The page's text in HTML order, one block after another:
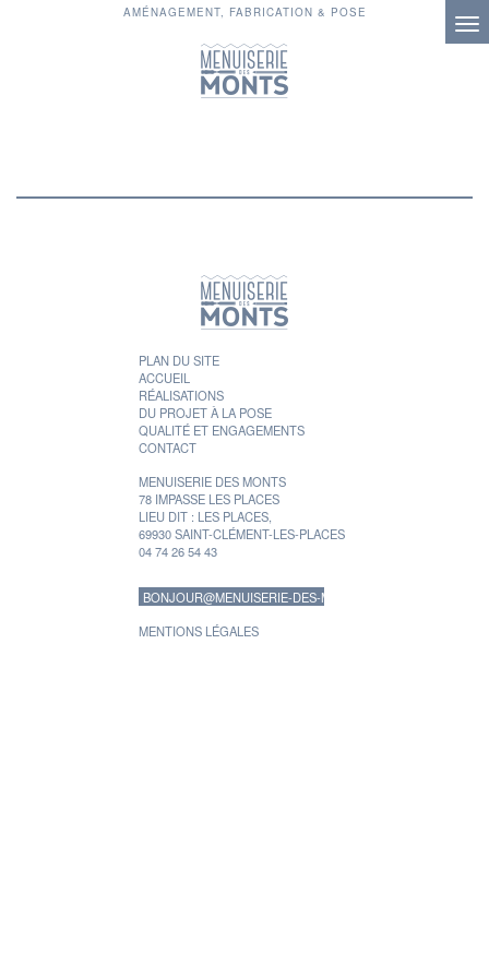
AMÉNAGEMENT, FABRICATION & POSE
PLAN DU SITE
ACCUEIL
RÉALISATIONS
DU PROJET À LA POSE
QUALITÉ ET ENGAGEMENTS
CONTACT
MENUISERIE DES MONTS
78 IMPASSE LES PLACES
LIEU DIT : LES PLACES,
69930 SAINT-CLÉMENT-LES-PLACES
04 74 26 54 43
BONJOUR@MENUISERIE-DES-MONTS.FR
MENTIONS LÉGALES